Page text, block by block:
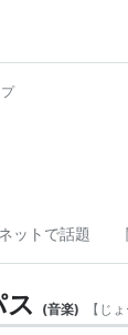
ネットで話題
(音楽) 【 じ